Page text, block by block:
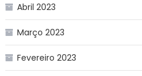
Abril 2023
Março 2023
Fevereiro 2023